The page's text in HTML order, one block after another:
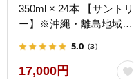
350ml × 24本 【サントリ
ー】※沖縄・離島地域へ
5.0 （3）
17,000円